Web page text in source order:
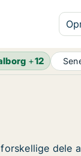
+12
dele